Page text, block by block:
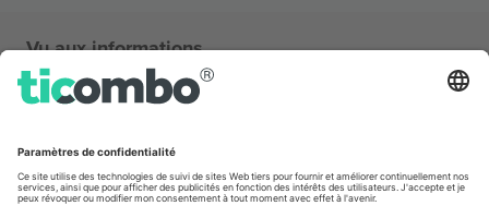
Vu aux informations